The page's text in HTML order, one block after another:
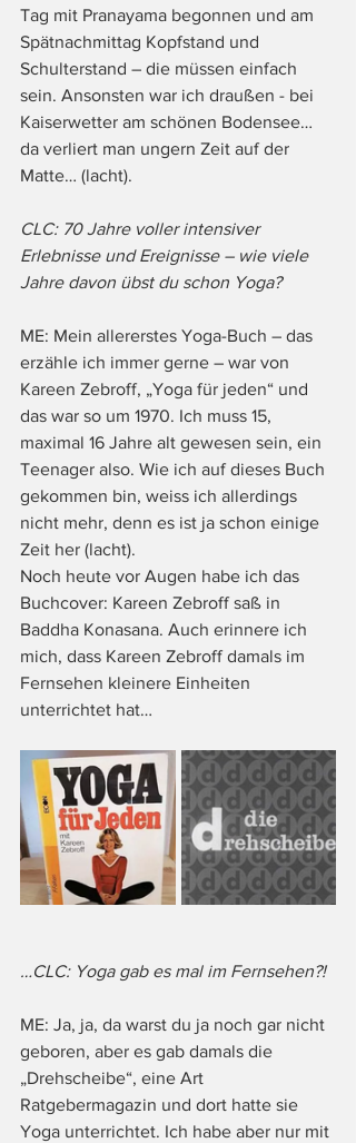
Tag mit Pranayama begonnen und am
Spätnachmittag Kopfstand und
Schulterstand – die müssen einfach
sein. Ansonsten war ich draußen - bei
Kaiserwetter am schönen Bodensee…
da verliert man ungern Zeit auf der
Matte… (lacht).
CLC: 70 Jahre voller intensiver
Erlebnisse und Ereignisse – wie viele
Jahre davon übst du schon Yoga?
ME: Mein allererstes Yoga-Buch – das
erzähle ich immer gerne – war von
Kareen Zebroff, „Yoga für jeden“ und
das war so um 1970. Ich muss 15,
maximal 16 Jahre alt gewesen sein, ein
Teenager also. Wie ich auf dieses Buch
gekommen bin, weiss ich allerdings
nicht mehr, denn es ist ja schon einige
Zeit her (lacht).
Noch heute vor Augen habe ich das
Buchcover: Kareen Zebroff saß in
Baddha Konasana. Auch erinnere ich
mich, dass Kareen Zebroff damals im
Fernsehen kleinere Einheiten
unterrichtet hat…
…CLC: Yoga gab es mal im Fernsehen?!
ME: Ja, ja, da warst du ja noch gar nicht
geboren, aber es gab damals die
„Drehscheibe“, eine Art
Ratgebermagazin und dort hatte sie
Yoga unterrichtet. Ich habe aber nur mit